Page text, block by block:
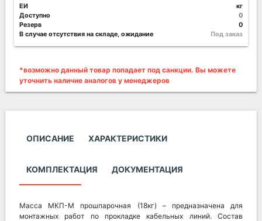
ЕИ
кг
Доступно
0
Резерв
0
В случае отсутствия на складе, ожидание
Под заказ
*возможно данный товар попадает под санкции. Вы можете
уточнить наличие аналогов у менеджеров
ОПИСАНИЕ ХАРАКТЕРИСТИКИ
КОМПЛЕКТАЦИЯ ДОКУМЕНТАЦИЯ
Масса МКП-М прошпарочная (18кг) – предназначена для
монтажных работ по прокладке кабельных линий. Состав